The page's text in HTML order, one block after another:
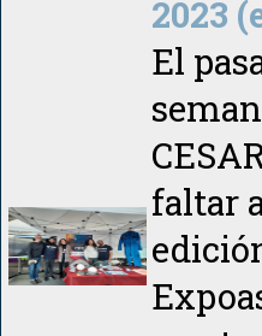
2023
El
faltar